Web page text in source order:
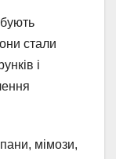
стали
і
мімози,